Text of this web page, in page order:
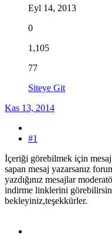
Eyl 14, 2013
0
1,105
77
Siteye Git
Kas 13, 2014
#1
İçeriği görebilmek için
sapan mesaj yazarsanız
yazdığınız mesajlar
indirme linklerini
bekleyiniz,teşekkürler.